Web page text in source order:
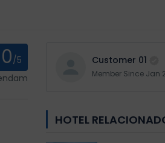
0/5
Customer 01
Member Since Jan
HOTEL